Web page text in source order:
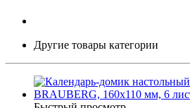
Другие товары категории